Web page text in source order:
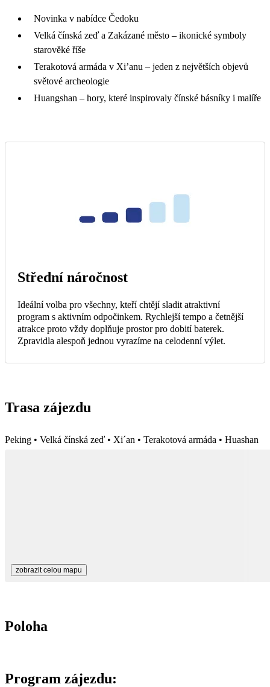
Novinka v nabídce Čedoku
Velká čínská zeď a Zakázané město – ikonické symboly
starověké říše
Terakotová armáda v Xi’anu – jeden z největších objevů
světové archeologie
Huangshan – hory, které inspirovaly čínské básníky i malíře
Střední náročnost
Ideální volba pro všechny, kteří chtějí sladit atraktivní
program s aktivním odpočinkem. Rychlejší tempo a četnější
atrakce proto vždy doplňuje prostor pro dobití baterek.
Zpravidla alespoň jednou vyrazíme na celodenní výlet.
Trasa zájezdu
Peking • Velká čínská zeď • Xi´an • Terakotová armáda • Huashan
zobrazit celou mapu
Poloha
Program zájezdu: